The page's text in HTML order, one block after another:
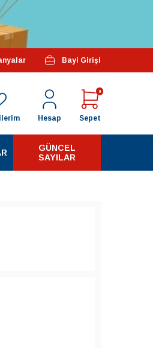
Bayi Girişi
Sepet
0
Hesap
GÜNCEL
SAYILAR